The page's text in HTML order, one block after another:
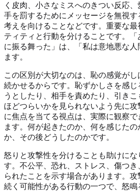
く皮肉、小さなミスへのきつい反応
手を罰するためにメッセージを無視
考えを向けることなどです。重要な
ティティと行動を分けることです。
に振る舞った」は、「私は意地悪な
ます。
この区別が大切なのは、恥の感覚が
続かせるからです。恥ずかしさを感
うとしたり、相手を責めたり、引き
ほどつらいかを見られないよう先に
に焦点を当てる視点は、実際に観察
ます。何が起きたのか、何を感じた
か、その後どうしたのかです。
怒りと攻撃性を分けることも助けに
す。不公平、恐れ、ストレス、傷つき
られたことを示す場合があります。
続く可能性がある行動の一つで、怒